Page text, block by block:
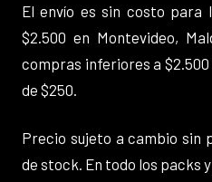
El envío es sin costo para
$2.500 en Montevideo,
compras inferiores a
de $250.
Precio sujeto a cambio sin
de stock. En todo los packs